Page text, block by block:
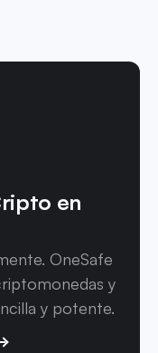
en
OneSafe
y
y potente.